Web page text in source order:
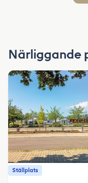
Närliggande
Ställplats